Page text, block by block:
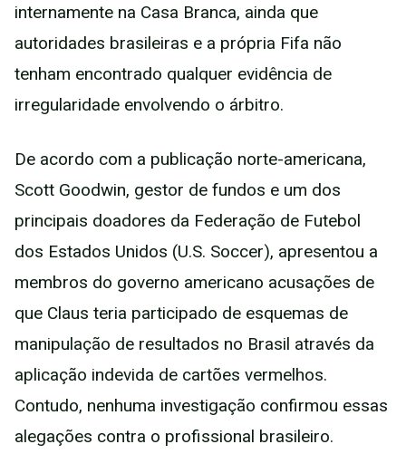
internamente na Casa Branca, ainda que
autoridades brasileiras e a própria Fifa não
tenham encontrado qualquer evidência de
irregularidade envolvendo o árbitro.
De acordo com a publicação norte-americana,
Scott Goodwin, gestor de fundos e um dos
principais doadores da Federação de Futebol
dos Estados Unidos (U.S. Soccer), apresentou a
membros do governo americano acusações de
que Claus teria participado de esquemas de
manipulação de resultados no Brasil através da
aplicação indevida de cartões vermelhos.
Contudo, nenhuma investigação confirmou essas
alegações contra o profissional brasileiro.